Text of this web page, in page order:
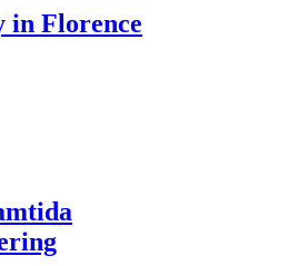
in Florence